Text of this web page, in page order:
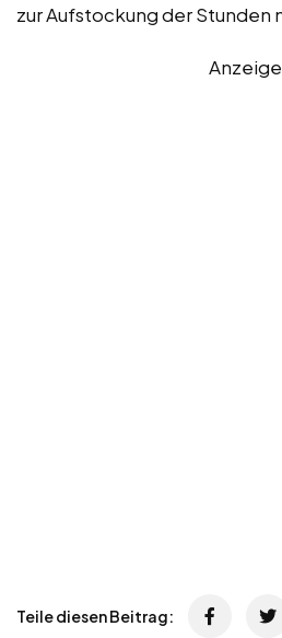
zur Aufstockung der Stunden
Anzeige
Teile diesen Beitrag: